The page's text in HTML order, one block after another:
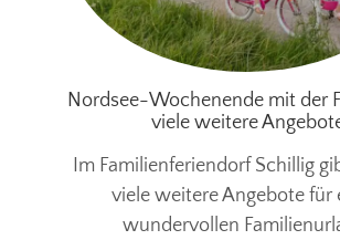
Nordsee-Wochenende mit der
viele weitere
Im Familienferiendorf Schillig
viele weitere Angebote für
wundervollen